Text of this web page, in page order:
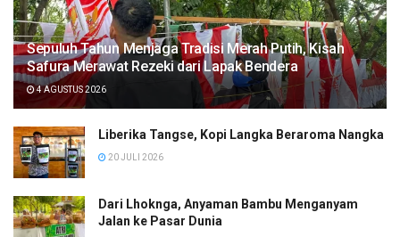
Sepuluh Tahun Menjaga Tradisi Merah Putih, Kisah
Safura Merawat Rezeki dari Lapak Bendera
4 AGUSTUS 2026
Liberika Tangse, Kopi Langka Beraroma Nangka
20 JULI 2026
Dari Lhoknga, Anyaman Bambu Menganyam
Jalan ke Pasar Dunia